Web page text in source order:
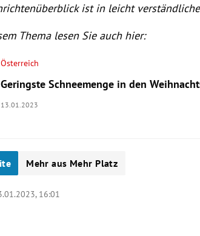
ist in leicht
Thema lesen Sie auch hier:
Österreich
Geringste Schneemenge in den
13.01.2023
Mehr aus Mehr Platz
16:01